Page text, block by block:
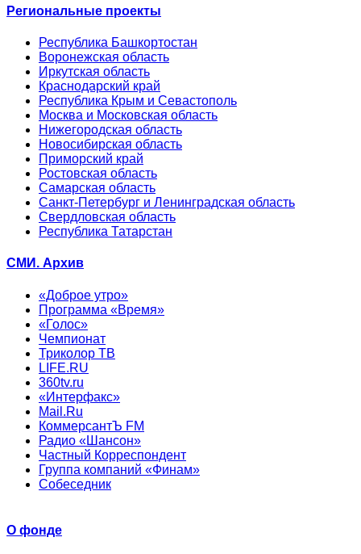
Региональные проекты
Республика Башкортостан
Воронежская область
Иркутская область
Краснодарский край
Республика Крым и Севастополь
Москва и Московская область
Нижегородская область
Новосибирская область
Приморский край
Ростовская область
Самарская область
Санкт-Петербург и Ленинградская область
Свердловская область
Республика Татарстан
СМИ. Архив
«Доброе утро»
Программа «Время»
«Голос»
Чемпионат
Триколор ТВ
LIFE.RU
360tv.ru
«Интерфакс»
Mail.Ru
КоммерсантЪ FM
Радио «Шансон»
Частный Корреспондент
Группа компаний «Финам»
Собеседник
О фонде